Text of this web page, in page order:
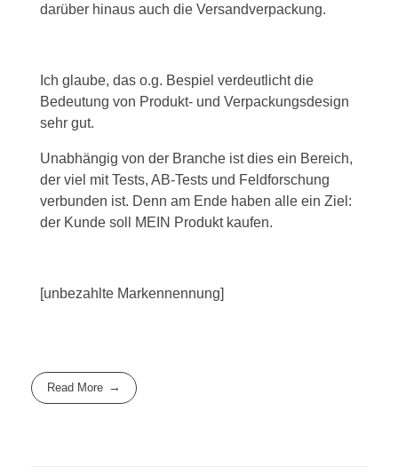
darüber hinaus auch die Versandverpackung.
Ich glaube, das o.g. Bespiel verdeutlicht die
Bedeutung von Produkt- und Verpackungsdesign
sehr gut.
Unabhängig von der Branche ist dies ein Bereich,
der viel mit Tests, AB-Tests und Feldforschung
verbunden ist. Denn am Ende haben alle ein Ziel:
der Kunde soll MEIN Produkt kaufen.
[unbezahlte Markennennung]
Read More